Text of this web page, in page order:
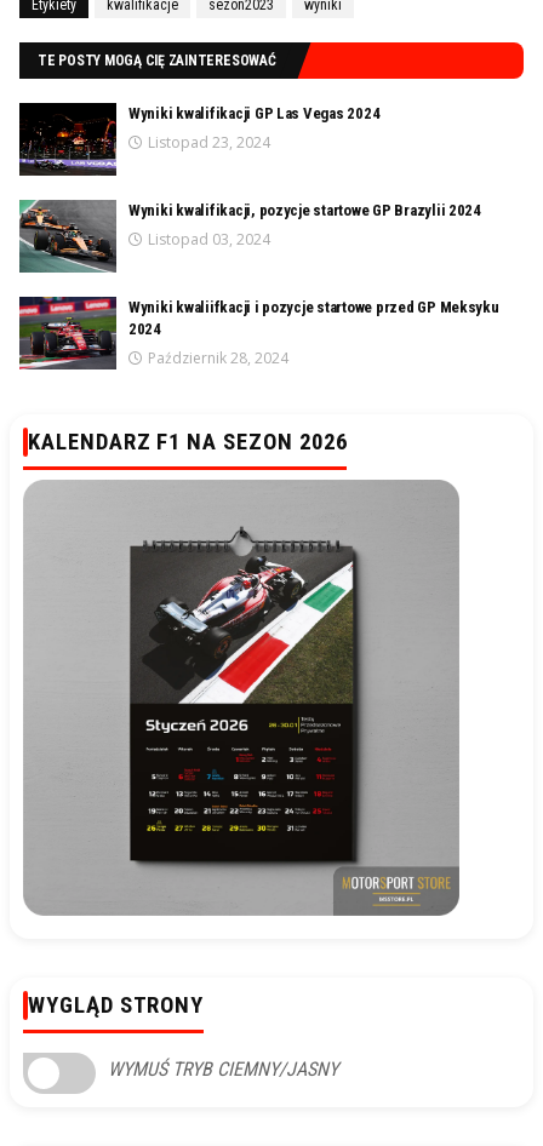
Etykiety kwalifikacje sezon2023 wyniki
TE POSTY MOGĄ CIĘ ZAINTERESOWAĆ
Wyniki kwalifikacji GP Las Vegas 2024
Listopad 23, 2024
Wyniki kwalifikacji, pozycje startowe GP Brazylii 2024
Listopad 03, 2024
Wyniki kwaliifkacji i pozycje startowe przed GP Meksyku
2024
Październik 28, 2024
KALENDARZ F1 NA SEZON 2026
WYGLĄD STRONY
WYMUŚ TRYB CIEMNY/JASNY